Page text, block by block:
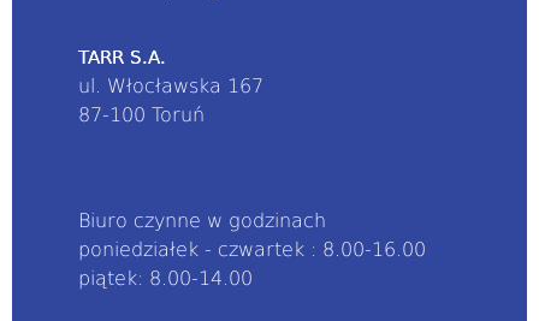
TARR S.A.
ul. Włocławska 167
87-100 Toruń
Biuro czynne w godzinach
poniedziałek - czwartek : 8.00-16.00
piątek: 8.00-14.00